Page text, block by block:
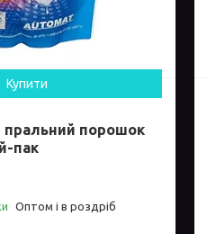
Купити
пральний порошок
пак
Оптом і в роздріб